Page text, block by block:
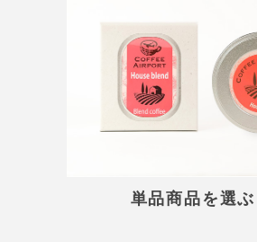
単品商品を選ぶ